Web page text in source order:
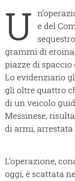
U e del
grammi di
piazze di
Lo evidenziano
gli oltre quattro
di un veicolo
Messinese,
di armi,
L’operazione,
oggi, è scattata